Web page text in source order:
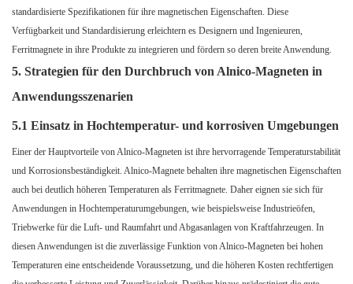
standardisierte Spezifikationen für ihre magnetischen Eigenschaften. Diese
Verfügbarkeit und Standardisierung erleichtern es Designern und Ingenieuren,
Ferritmagnete in ihre Produkte zu integrieren und fördern so deren breite Anwendung.
5. Strategien für den Durchbruch von Alnico-Magneten in
Anwendungsszenarien
5.1 Einsatz in Hochtemperatur- und korrosiven Umgebungen
Einer der Hauptvorteile von Alnico-Magneten ist ihre hervorragende Temperaturstabilität
und Korrosionsbeständigkeit. Alnico-Magnete behalten ihre magnetischen Eigenschaften
auch bei deutlich höheren Temperaturen als Ferritmagnete. Daher eignen sie sich für
Anwendungen in Hochtemperaturumgebungen, wie beispielsweise Industrieöfen,
Triebwerke für die Luft- und Raumfahrt und Abgasanlagen von Kraftfahrzeugen. In
diesen Anwendungen ist die zuverlässige Funktion von Alnico-Magneten bei hohen
Temperaturen eine entscheidende Voraussetzung, und die höheren Kosten rechtfertigen